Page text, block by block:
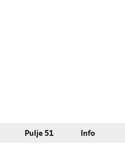
Pulje 51 Info